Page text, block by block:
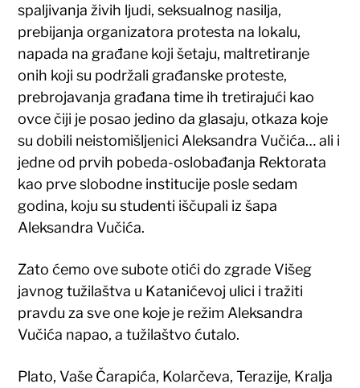
spaljivanja živih ljudi, seksualnog nasilja,
prebijanja organizatora protesta na lokalu,
napada na građane koji šetaju, maltretiranje
onih koji su podržali građanske proteste,
prebrojavanja građana time ih tretirajući kao
ovce čiji je posao jedino da glasaju, otkaza koje
su dobili neistomišljenici Aleksandra Vučića… ali i
jedne od prvih pobeda-oslobađanja Rektorata
kao prve slobodne institucije posle sedam
godina, koju su studenti iščupali iz šapa
Aleksandra Vučića.
Zato ćemo ove subote otići do zgrade Višeg
javnog tužilaštva u Katanićevoj ulici i tražiti
pravdu za sve one koje je režim Aleksandra
Vučića napao, a tužilaštvo ćutalo.
Plato, Vaše Čarapića, Kolarčeva, Terazije, Kralja